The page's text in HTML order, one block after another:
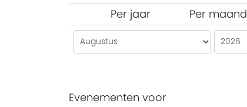
Per jaar Per maand
Evenementen voor